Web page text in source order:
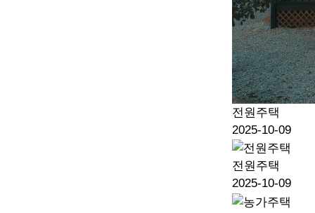
전원주택
2025-10-09
전원주택
2025-10-09